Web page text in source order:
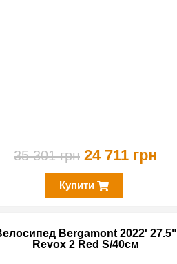
35 301 грн 24 711 грн
Купити
Bergamont 2022' 27.5"
Revox 2 Red S/40см